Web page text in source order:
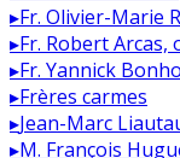
▸Fr. Olivier-Marie
▸Fr. Robert Arcas,
▸Fr. Yannick
▸Frères carmes
▸Jean-Marc
▸M. François